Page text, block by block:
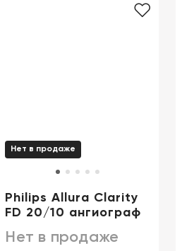
Нет в продаже
Philips Allura Clarity
FD 20/10 ангиограф
Нет в продаже